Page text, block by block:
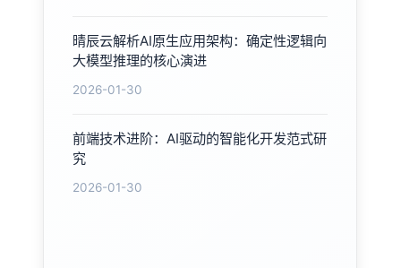
晴辰云解析AI原生应用架构：确定性逻辑向
大模型推理的核心演进
2026-01-30
前端技术进阶：AI驱动的智能化开发范式研
究
2026-01-30